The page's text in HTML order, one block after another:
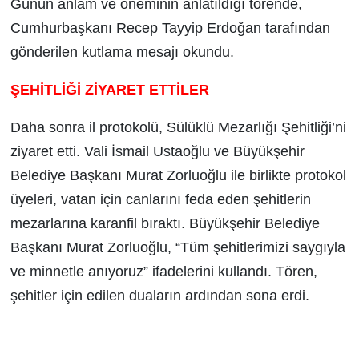
Günün anlam ve öneminin anlatıldığı törende,
Cumhurbaşkanı Recep Tayyip Erdoğan tarafından
gönderilen kutlama mesajı okundu.
ŞEHİTLİĞİ ZİYARET ETTİLER
Daha sonra il protokolü, Sülüklü Mezarlığı Şehitliği’ni
ziyaret etti. Vali İsmail Ustaoğlu ve Büyükşehir
Belediye Başkanı Murat Zorluoğlu ile birlikte protokol
üyeleri, vatan için canlarını feda eden şehitlerin
mezarlarına karanfil bıraktı. Büyükşehir Belediye
Başkanı Murat Zorluoğlu, “Tüm şehitlerimizi saygıyla
ve minnetle anıyoruz” ifadelerini kullandı. Tören,
şehitler için edilen duaların ardından sona erdi.